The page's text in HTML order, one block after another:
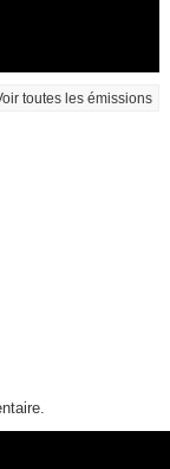
toutes les émissions